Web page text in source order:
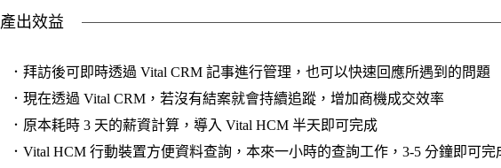
產出效益
．拜訪後可即時透過 Vital CRM 記事進行管理，也可以快速回應所遇到的問題
．現在透過 Vital CRM，若沒有結案就會持續追蹤，增加商機成交效率
．原本耗時 3 天的薪資計算，導入 Vital HCM 半天即可完成
．Vital HCM 行動裝置方便資料查詢，本來一小時的查詢工作，3-5 分鐘即可完